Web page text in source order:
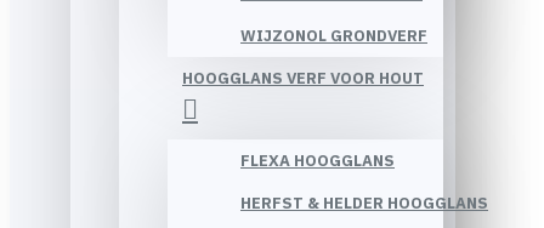
WIJZONOL GRONDVERF
HOOGGLANS VERF VOOR HOUT
FLEXA HOOGGLANS
HERFST & HELDER HOOGGLANS